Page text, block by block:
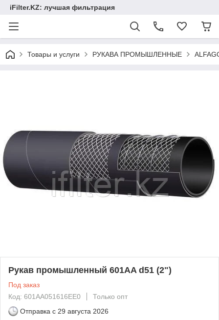
iFilter.KZ: лучшая фильтрация
Товары и услуги РУКАВА ПРОМЫШЛЕННЫЕ
Рукав промышленный 601AA d51 (2")
Под заказ
Код: 601AA051616EE0
Только опт
Отправка с 29 августа 2026